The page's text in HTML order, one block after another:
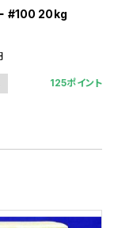
#100 20kg
125ポイント